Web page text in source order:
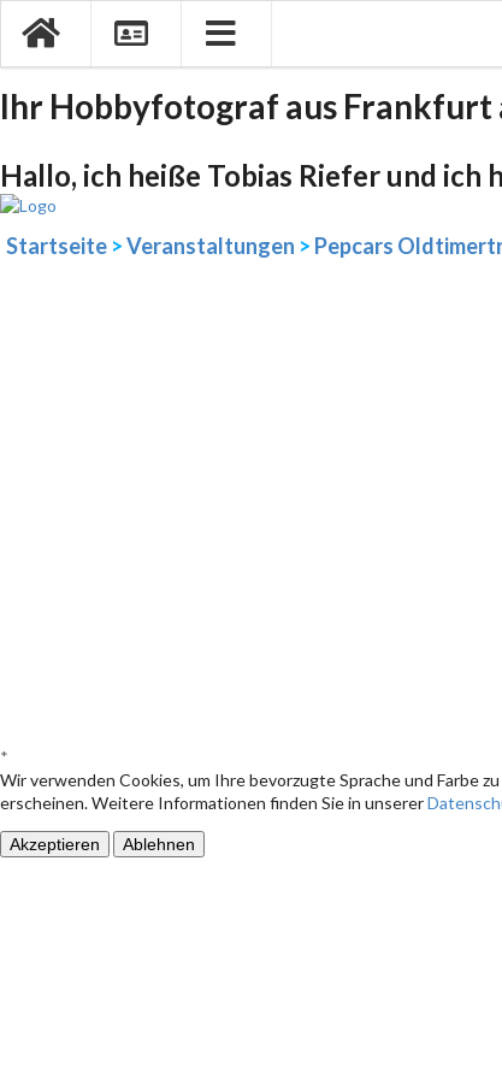
Ihr Hobbyfotograf aus Frankfurt
Hallo, ich heiße Tobias Riefer und ich
Startseite >Veranstaltungen > Pepcars
*
Wir verwenden Cookies, um Ihre bevorzugte Sprache und Farbe
erscheinen. Weitere Informationen finden Sie in unserer
Akzeptieren Ablehnen